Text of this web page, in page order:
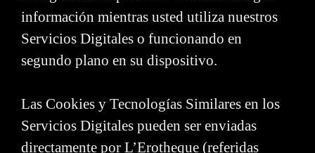
información mientras usted utiliza nuestros
Servicios Digitales o funcionando en
segundo plano en su dispositivo.
Las Cookies y Tecnologías Similares en los
Servicios Digitales pueden ser enviadas
directamente por L’Erotheque (referidas